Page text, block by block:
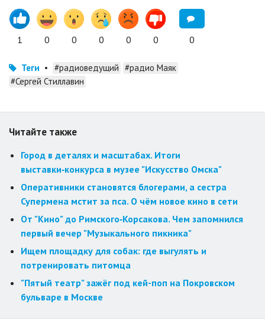
1 0 0 0 0 0 0
Теги • #радиоведущий #радио Маяк
#Сергей Стиллавин
Читайте также
Город в деталях и масштабах. Итоги
выставки‑конкурса в музее "Искусство Омска"
Оперативники становятся блогерами, а сестра
Супермена мстит за пса. О чём новое кино в сети
От "Кино" до Римского‑Корсакова. Чем запомнился
первый вечер "Музыкального пикника"
Ищем площадку для собак: где выгулять и
потренировать питомца
"Пятый театр" зажёг под кей-поп на Покровском
бульваре в Москве